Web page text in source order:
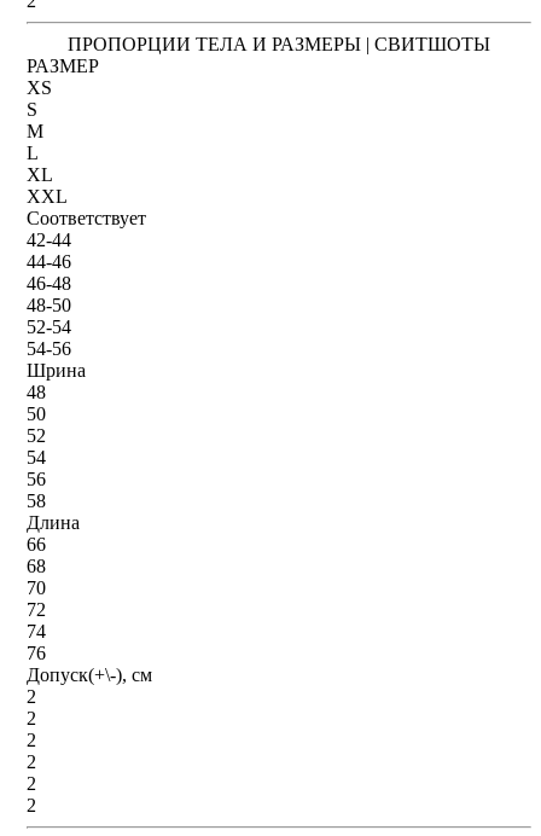
ПРОПОРЦИИ ТЕЛА И РАЗМЕРЫ | СВИТШОТЫ
РАЗМЕР
XS
S
M
L
XL
XXL
Соответствует
42-44
44-46
46-48
48-50
52-54
54-56
Шрина
48
50
52
54
56
58
Длина
66
68
70
72
74
76
Допуск(+\-), см
2
2
2
2
2
2